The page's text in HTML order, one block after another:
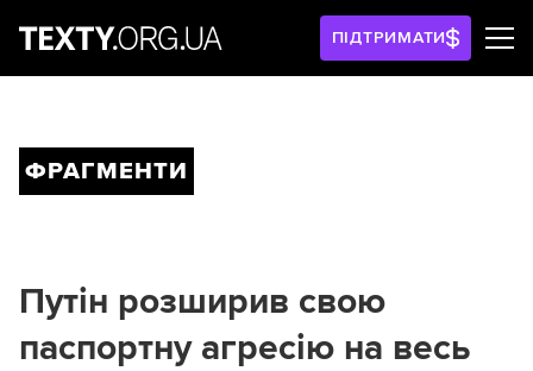
ПІДТРИМАТИ
ФРАГМЕНТИ
Путін розширив свою
паспортну агресію на весь